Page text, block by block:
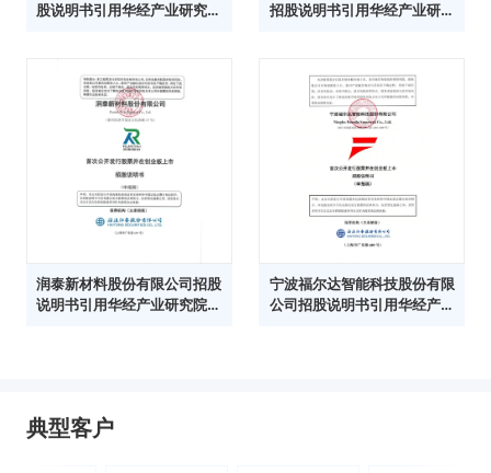
股说明书引用华经产业研究院
招股说明书引用华经产业研究
润泰新材料股份有限公司招股
说明书引用华经产业研究院数
宁波福尔达智能科技股份有限
公司招股说明书引用华经产业
典型客户